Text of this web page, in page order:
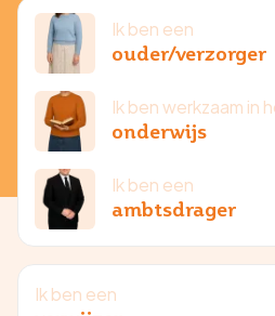
Ik ben een
ouder/verzorger
Ik ben werkzaam in
onderwijs
Ik ben een
ambtsdrager
Ik ben een